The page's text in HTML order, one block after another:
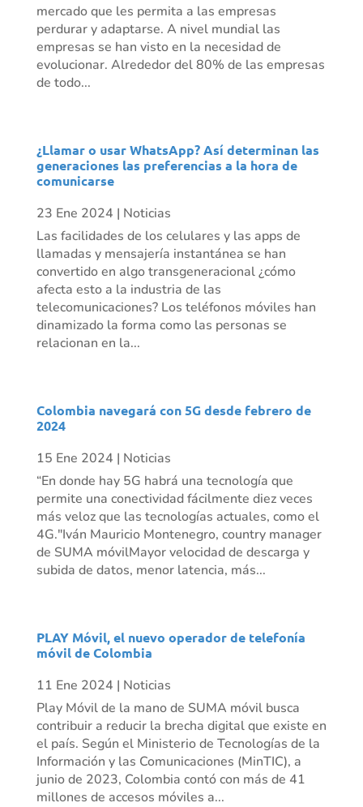
mercado que les permita a las empresas
perdurar y adaptarse. A nivel mundial las
empresas se han visto en la necesidad de
evolucionar. Alrededor del 80% de las empresas
de todo...
¿Llamar o usar WhatsApp? Así determinan las
generaciones las preferencias a la hora de
comunicarse
23 Ene 2024 | Noticias
Las facilidades de los celulares y las apps de
llamadas y mensajería instantánea se han
convertido en algo transgeneracional ¿cómo
afecta esto a la industria de las
telecomunicaciones? Los teléfonos móviles han
dinamizado la forma como las personas se
relacionan en la...
Colombia navegará con 5G desde febrero de
2024
15 Ene 2024 | Noticias
“En donde hay 5G habrá una tecnología que
permite una conectividad fácilmente diez veces
más veloz que las tecnologías actuales, como el
4G."Iván Mauricio Montenegro, country manager
de SUMA móvilMayor velocidad de descarga y
subida de datos, menor latencia, más...
PLAY Móvil, el nuevo operador de telefonía
móvil de Colombia
11 Ene 2024 | Noticias
Play Móvil de la mano de SUMA móvil busca
contribuir a reducir la brecha digital que existe en
el país. Según el Ministerio de Tecnologías de la
Información y las Comunicaciones (MinTIC), a
junio de 2023, Colombia contó con más de 41
millones de accesos móviles a...